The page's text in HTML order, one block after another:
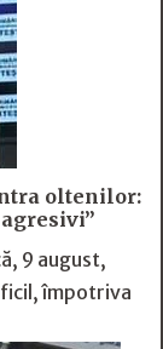
oltenilor:
9 august,
împotriva